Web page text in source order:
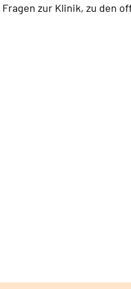
zur Klinik, zu den